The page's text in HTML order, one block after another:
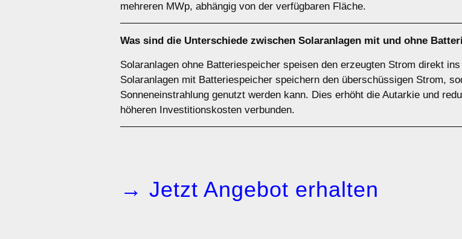
mehreren MWp, abhängig von der verfügbaren Fläche.
Was sind die Unterschiede zwischen Solaranlagen mit und ohne
Solaranlagen ohne Batteriespeicher speisen den erzeugten Strom direkt
Solaranlagen mit Batteriespeicher speichern den überschüssigen Strom,
Sonneneinstrahlung genutzt werden kann. Dies erhöht die Autarkie und
höheren Investitionskosten verbunden.
→ Jetzt Angebot erhalten